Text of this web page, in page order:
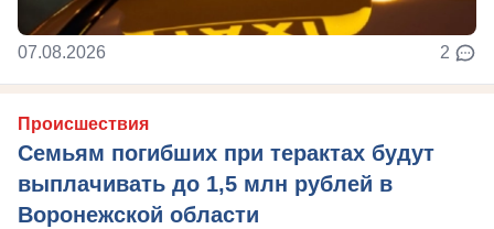
07.08.2026 2
Происшествия
Семьям погибших при терактах будут
выплачивать до 1,5 млн рублей в
Воронежской области